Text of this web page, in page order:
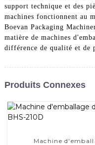
support technique et des
machines fonctionnent au
Boevan Packaging
matière de machines
différence de qualité et de
Produits Connexes
Machine